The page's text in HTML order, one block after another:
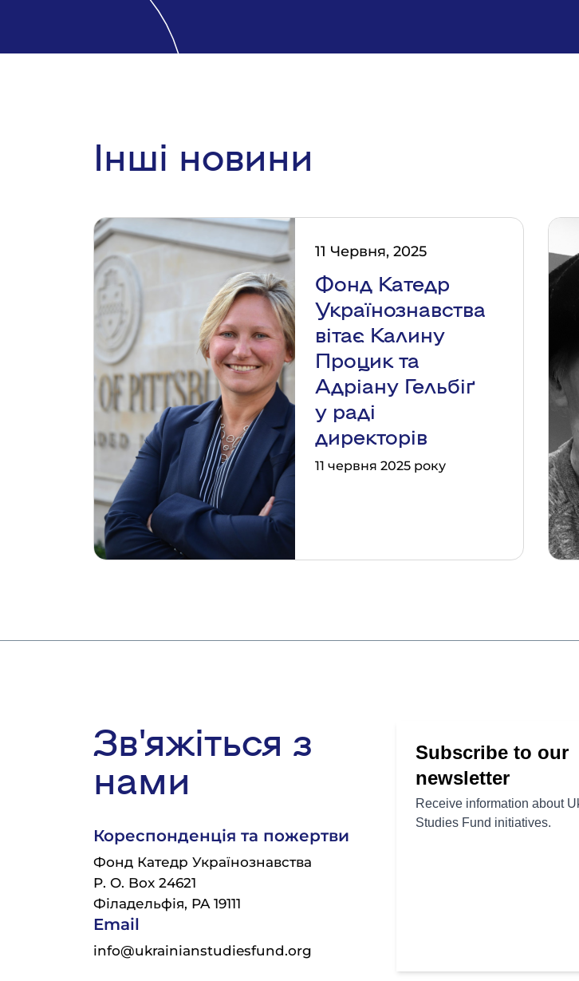
Інші новини
11 Червня, 2025
Фонд Катедр
Українознавства
вітає Калину
Процик та
Адріану Гельбіґ
у раді
директорів
11 червня 2025 року
Зв'яжіться з
нами
Кореспонденція та пожертви
Фонд Катедр Українознавства
P. O. Box 24621
Філадельфія, PA 19111
Email
info@ukrainianstudiesfund.org